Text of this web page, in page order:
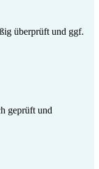
überprüft und ggf.
geprüft und